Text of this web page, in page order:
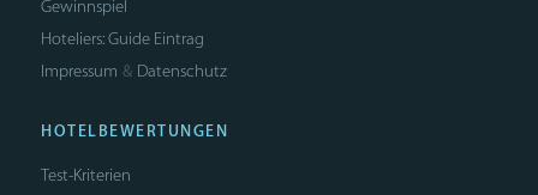
Gewinnspiel
Hoteliers: Guide Eintrag
Impressum & Datenschutz
HOTELBEWERTUNGEN
Test-Kriterien